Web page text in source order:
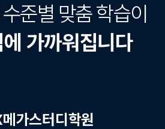
준별 맞춤 학습이
가까워집니다
가스터디학원